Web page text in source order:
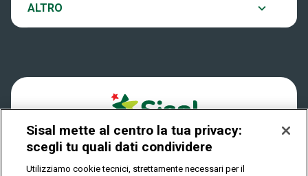
Play Your Date
Dove si gioca
Quanto si vince
Come riscuotere
ALTRO
Notifiche
Privacy
Sisal mette al centro la tua privacy:
scegli tu quali dati condividere
Utilizziamo cookie tecnici, strettamente necessari per il